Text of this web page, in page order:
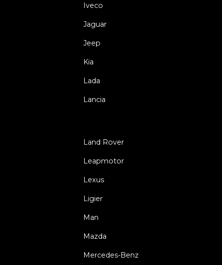
Iveco
Jaguar
Jeep
Kia
Lada
Lancia
Land Rover
Leapmotor
Lexus
Ligier
Man
Mazda
Mercedes-Benz